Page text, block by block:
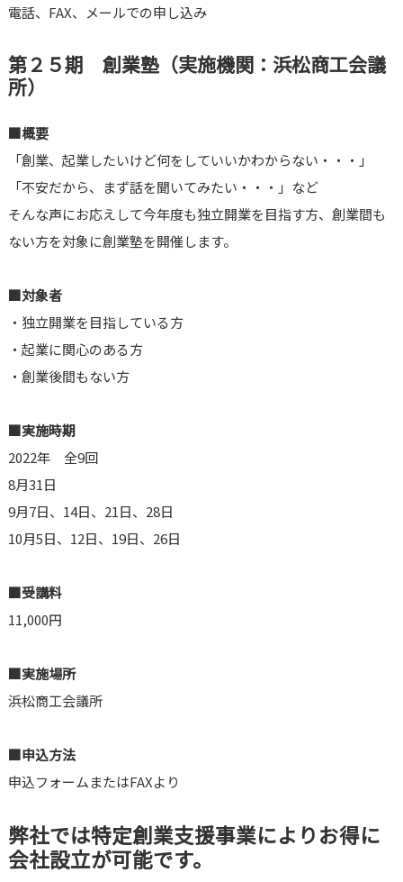
電話、FAX、メールでの申し込み
第２５期 創業塾（実施機関：浜松商工会議
所）
■概要
「創業、起業したいけど何をしていいかわからない・・・」
「不安だから、まず話を聞いてみたい・・・」など
そんな声にお応えして今年度も独立開業を目指す方、創業間も
ない方を対象に創業塾を開催します。
■対象者
・独立開業を目指している方
・起業に関心のある方
・創業後間もない方
■実施時期
2022年 全9回
8月31日
9月7日、14日、21日、28日
10月5日、12日、19日、26日
■受講料
11,000円
■実施場所
浜松商工会議所
■申込方法
申込フォームまたはFAXより
弊社では特定創業支援事業によりお得に
会社設立が可能です。